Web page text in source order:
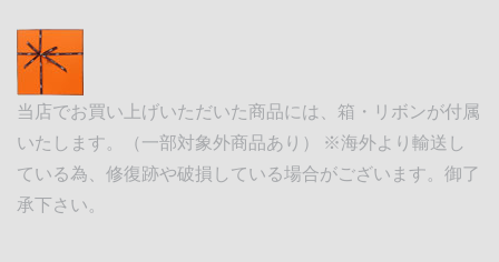
当店でお買い上げいただいた商品には、箱・リボンが付属
いたします。（一部対象外商品あり） ※海外より輸送し
ている為、修復跡や破損している場合がございます。御了
承下さい。